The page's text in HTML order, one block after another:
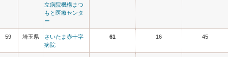
立病院機構まつ
もと医療センタ
ー
59 埼玉県
さいたま赤十字
病院
61 16 45